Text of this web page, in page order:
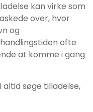
kan virke som
over, hvor
og
ofte
at komme i gang
søge tilladelse,